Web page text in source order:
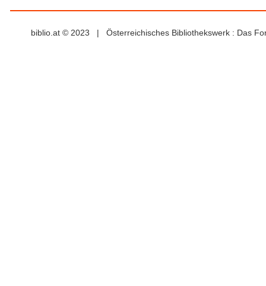
biblio.at © 2023 | Österreichisches Bibliothekswerk : Das